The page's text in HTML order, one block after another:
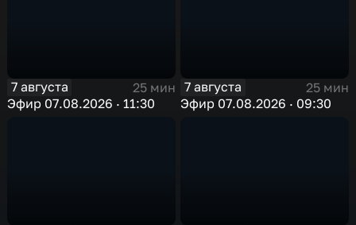
7 августа
25 мин
Эфир 07.08.2026 · 11:30
7 августа
25 мин
Эфир 07.08.2026 · 09:30